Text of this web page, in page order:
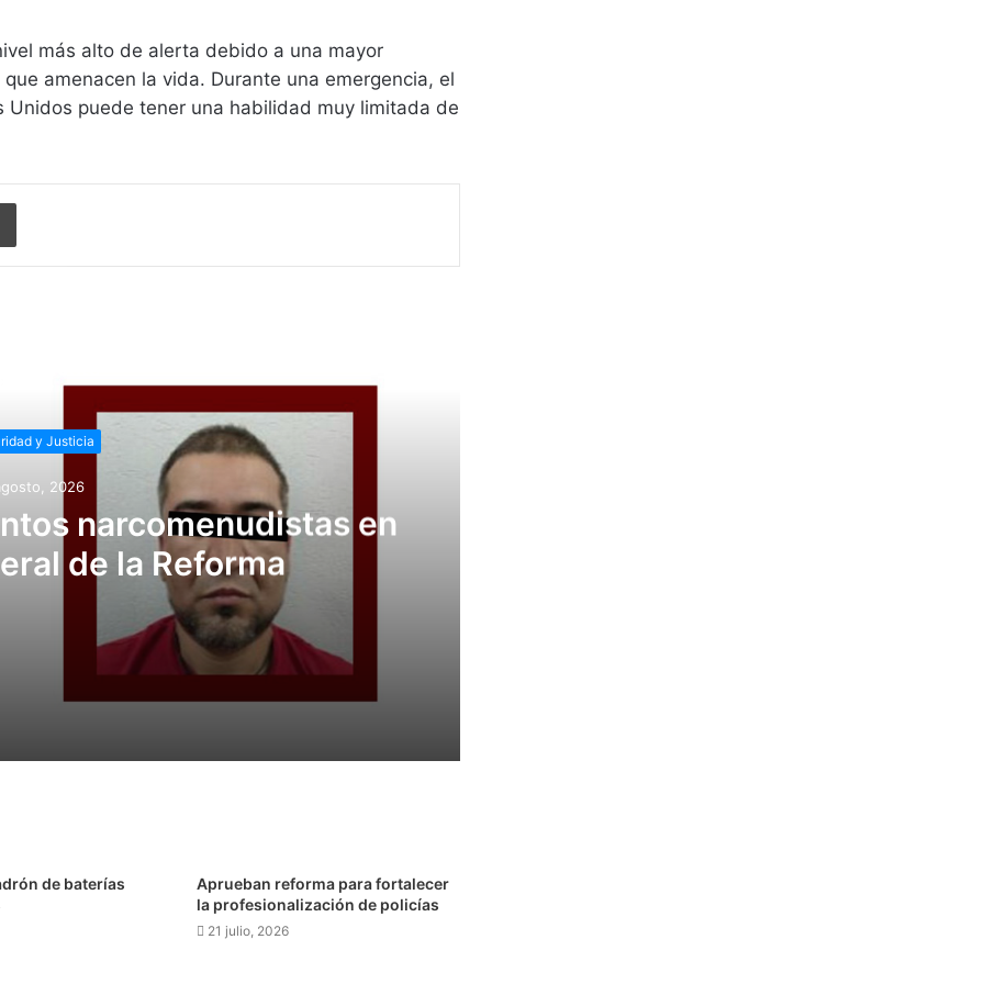
más alto de alerta debido a una mayor
amenacen la vida. Durante una emergencia, el
Unidos puede tener una habilidad muy limitada de
Imprimir
y Justicia
2026
narcomenudistas en
de la Reforma
de baterías
Aprueban reforma para fortalecer
la profesionalización de policías
21 julio, 2026